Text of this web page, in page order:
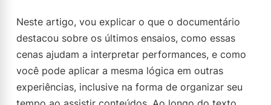
Neste artigo, vou explicar o que o documentário
destacou sobre os últimos ensaios, como essas
cenas ajudam a interpretar performances, e como
você pode aplicar a mesma lógica em outras
experiências, inclusive na forma de organizar seu